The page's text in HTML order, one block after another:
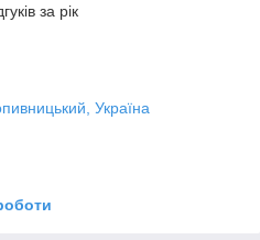
за рік
Україна